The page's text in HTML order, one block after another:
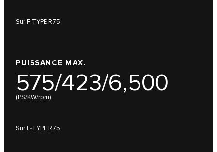
Sur F-TYPE R75
PUISSANCE MAX.
575/423/6,500
(PS/KW/rpm)
Sur F-TYPE R75